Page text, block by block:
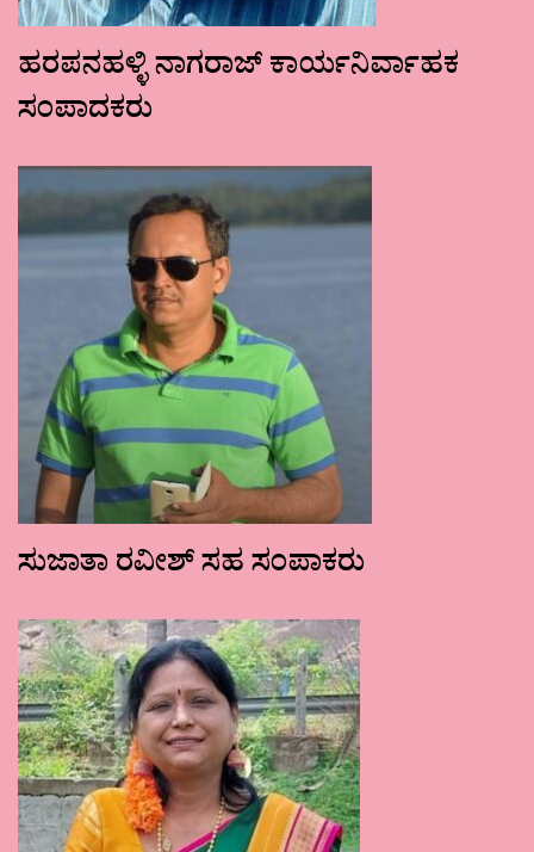
ಹರಪನಹಳ್ಳಿ ನಾಗರಾಜ್ ಕಾರ್ಯನಿರ್ವಾಹಕ
ಸಂಪಾದಕರು
ಸುಜಾತಾ ರವೀಶ್ ಸಹ ಸಂಪಾಕರು